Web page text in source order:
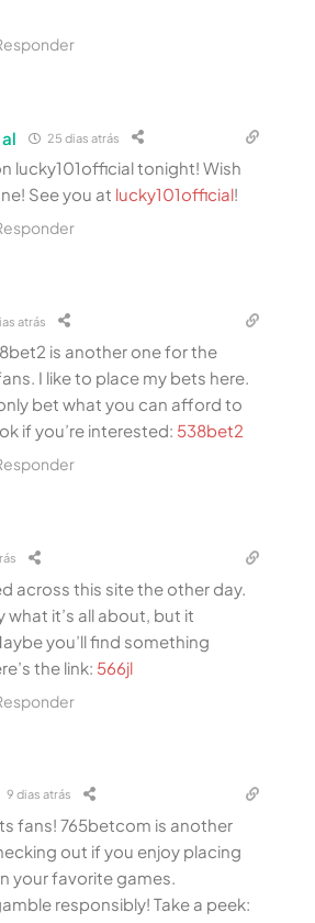
25 dias atrás
lucky101official tonight! Wish
See you at lucky101official!
atrás
is another one for the
I like to place my bets here.
bet what you can afford to
if you’re interested: 538bet2
across this site the other day.
what it’s all about, but it
you’ll find something
the link: 566jl
9 dias atrás
fans! 765betcom is another
out if you enjoy placing
your favorite games.
responsibly! Take a peek: